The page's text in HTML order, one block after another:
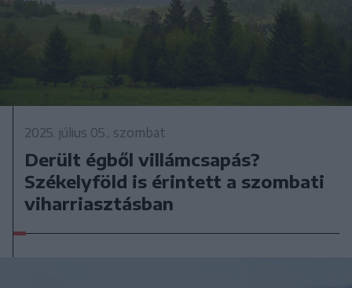
2025. július 05., szombat
Derült égből villámcsapás?
Székelyföld is érintett a szombati
viharriasztásban